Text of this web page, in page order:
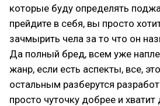
которые буду определять
прейдите в себя, вы просто
зачмырить чела за то что он
Да полный бред, всем уже
жанр, если есть аспекты, все,
остальным разберутся
просто чуточку добрее и